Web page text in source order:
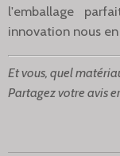
l'emballage
innovation nous
Et vous, quel
Partagez votre avis